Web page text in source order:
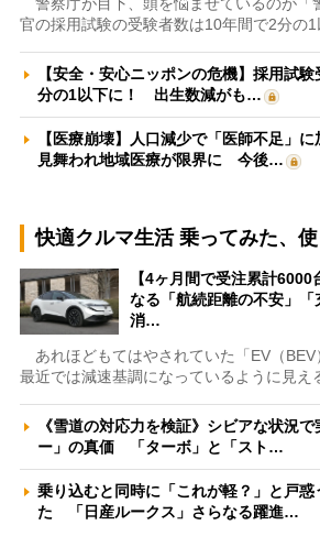
警察庁が目下、頭を悩ませているのが「
官の採用試験の受験者数は10年間で2分の
【安全・安心ニッポンの危機】採用試
分の1以下に！ 出生数減がも…
【医療崩壊】人口減少で「医師不足」
見舞われ地域医療が限界に 今後…
快適クルマ生活 乗ってみた、
【4ヶ月間で受注累計
なる「航続距離の不安」
消…
あれほどもてはやされていた「EV（BEV
最近では減速基調になっているように見え
《雪道の対応力を検証》シビアな状況
ー」の真価 「ターボ」と「スト…
乗り込むと同時に「これが軽？」と戸惑
た 「日産ルークス」さらなる躍進…